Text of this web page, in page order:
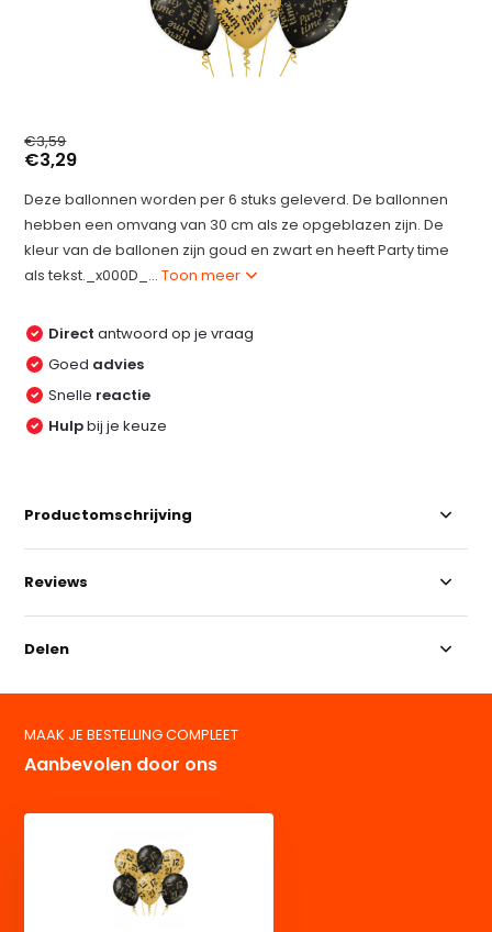
€3,59
€3,29
Deze ballonnen worden per 6 stuks geleverd. De ballonnen
hebben een omvang van 30 cm als ze opgeblazen zijn. De
kleur van de ballonen zijn goud en zwart en heeft Party time
als tekst._x000D_...Toon meer
Direct antwoord op je vraag
Goed advies
Snelle reactie
Hulpbij je keuze
Productomschrijving
Reviews
Delen
MAAK JE BESTELLING COMPLEET
Aanbevolen door ons